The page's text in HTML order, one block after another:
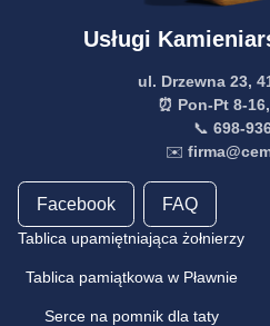
Usługi
ul. Drzewna 23,
⏰ Pon-Pt 8-
📞 698-
✉️
Facebook FAQ
Tablica upamiętniająca żołnierzy
Tablica pamiątkowa w Pławnie
Serce na pomnik dla taty